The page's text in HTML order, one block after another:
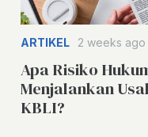
ARTIKEL 2 weeks ago
Apa Risiko
Menjalankan
KBLI?